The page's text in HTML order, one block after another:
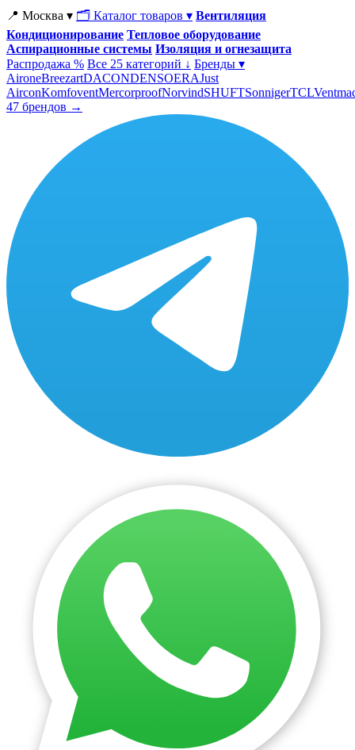
📍 Москва ▾ 🗂 Каталог товаров ▾ Вентиляция
Кондиционирование Тепловое оборудование
Аспирационные системы Изоляция и огнезащита
Распродажа % Все 25 категорий ↓ Бренды ▾
AironeBreezartDACONDENSOERAJust
AirconKomfoventMercorproofNorvindSHUFTSonnigerTCL
47 брендов →